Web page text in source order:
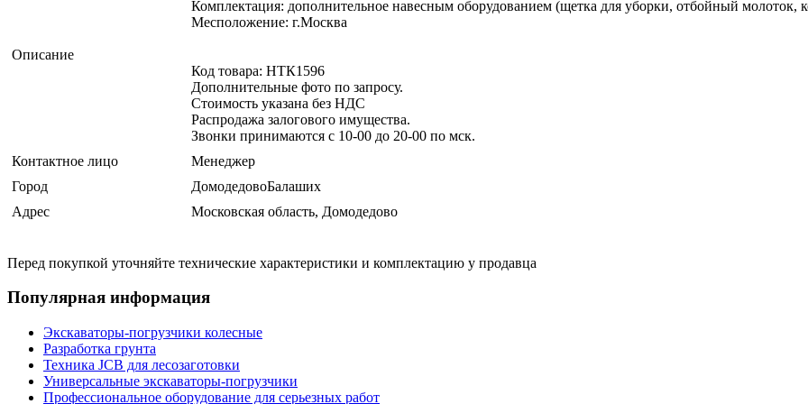
Описание
Комплектация: дополнительное навесным оборудованием (щетка для уборки, отбойный молоток,
Месположение: г.Москва
Код товара: НТК1596
Дополнительные фото по запросу.
Стоимость указана без НДС
Распродажа залогового имущества.
Звонки принимаются с 10-00 до 20-00 по мск.
Контактное лицо
Менеджер
Город
ДомодедовоБалаших
Адрес
Московская область, Домодедово
Перед покупкой уточняйте технические характеристики и комплектацию у продавца
Популярная информация
Экскаваторы-погрузчики колесные
Разработка грунта
Техника JCB для лесозаготовки
Универсальные экскаваторы-погрузчики
Профессиональное оборудование для серьезных работ